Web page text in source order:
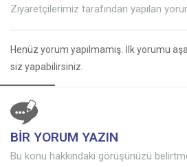
Ziyaretçilerimiz tarafından yapılan
Henüz yorum yapılmamış. İlk yorumu
siz yapabilirsiniz.
BİR YORUM YAZIN
Bu konu hakkındaki görüşünüzü